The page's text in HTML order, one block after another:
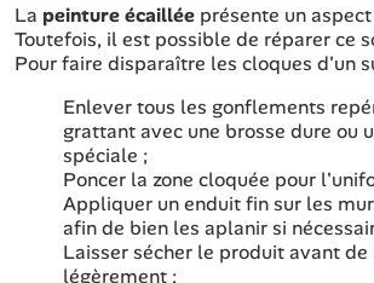
La peinture écaillée présente un
Toutefois, il est possible de réparer ce
Pour faire disparaître les cloques d'un
Enlever tous les gonflements
grattant avec une brosse dure ou
spéciale ;
Poncer la zone cloquée pour
Appliquer un enduit fin sur les
afin de bien les aplanir si
Laisser sécher le produit avant de
légèrement ;